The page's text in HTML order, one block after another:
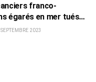
franco-
égarés en mer tués
côtes algériens
SEPTEMBRE 2023